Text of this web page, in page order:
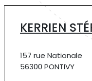
KERRIEN
157 rue Nationale
56300 PONTIVY